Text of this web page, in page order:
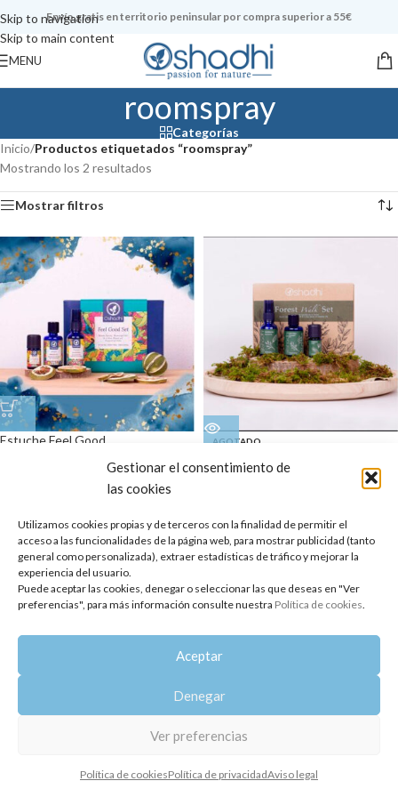
Gestionar el consentimiento de
las cookies
Utilizamos cookies propias y de terceros con la finalidad de permitir el
acceso a las funcionalidades de la página web, para mostrar publicidad (tanto
general como personalizada), extraer estadísticas de tráfico y mejorar la
experiencia del usuario.
Puede aceptar las cookies, denegar o seleccionar las que deseas en "Ver
preferencias", para más información consulte nuestra Política de cookies.
Aceptar
Denegar
Ver preferencias
Política de cookiesPolítica de privacidadAviso legal
Skip to navigation
Skip to main content
Envío gratis en territorio peninsular por compra superior a 55€
MENU
roomspray
Categorías
Inicio/Productos etiquetados “roomspray”
Mostrando los 2 resultados
Mostrar filtros
Estuche Feel Good AGOTADO
Estuche Forest Walk (un paseo por
el bosque)
Copyright 2014-2025Oshadhi España .
Todos los derechos reservados.
Política de privacidad | Aviso legal | Política de cookies